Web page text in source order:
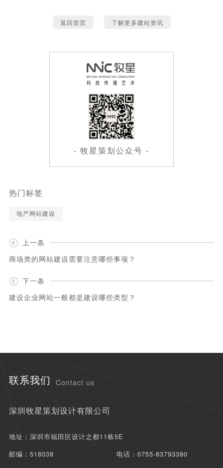
返回首页 了解更多建站资讯
- 牧星策划公众号 -
热门标签
地产网站建设
上一条
商场类的网站建设需要注意哪些事项？
下一条
建设企业网站一般都是建设哪些类型？
联系我们 Contact us
深圳牧星策划设计有限公司
地址：深圳市福田区设计之都11栋5E
邮编：518038
电话：0755-83793380